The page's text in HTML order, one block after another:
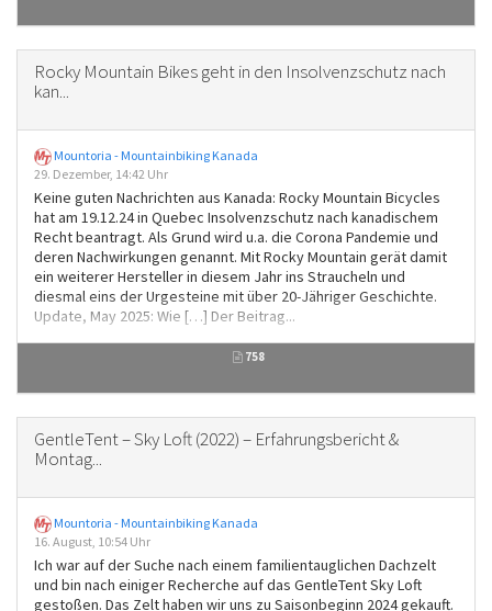
Rocky Mountain Bikes geht in den Insolvenzschutz nach
kan...
Mountoria - Mountainbiking Kanada
29. Dezember, 14:42 Uhr
Keine guten Nachrichten aus Kanada: Rocky Mountain Bicycles
hat am 19.12.24 in Quebec Insolvenzschutz nach kanadischem
Recht beantragt. Als Grund wird u.a. die Corona Pandemie und
deren Nachwirkungen genannt. Mit Rocky Mountain gerät damit
ein weiterer Hersteller in diesem Jahr ins Straucheln und
diesmal eins der Urgesteine mit über 20-Jähriger Geschichte.
Update, May 2025: Wie […] Der Beitrag...
758
GentleTent – Sky Loft (2022) – Erfahrungsbericht &
Montag...
Mountoria - Mountainbiking Kanada
16. August, 10:54 Uhr
Ich war auf der Suche nach einem familientauglichen Dachzelt
und bin nach einiger Recherche auf das GentleTent Sky Loft
gestoßen. Das Zelt haben wir uns zu Saisonbeginn 2024 gekauft.